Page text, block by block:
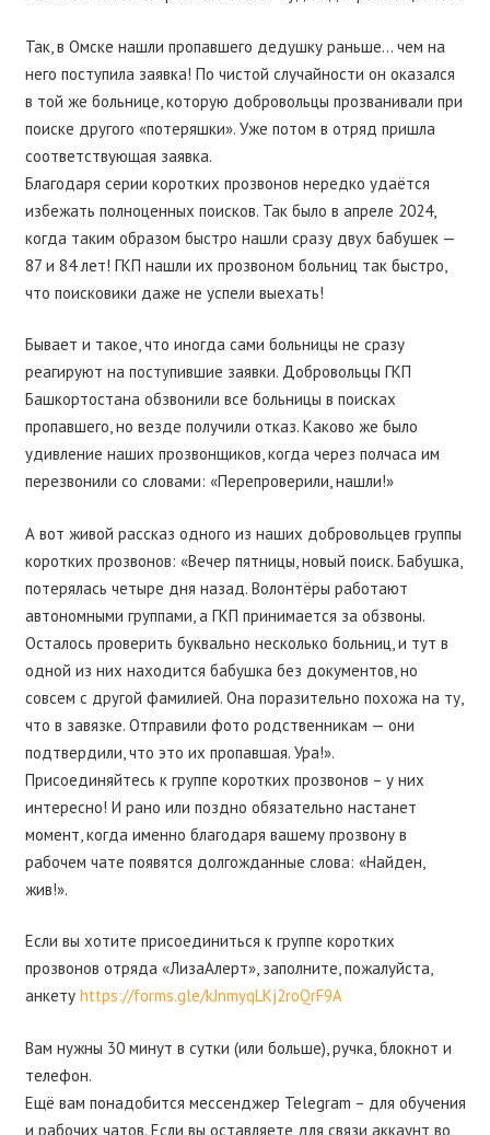
Так, в Омске нашли пропавшего дедушку раньше… чем на
него поступила заявка! По чистой случайности он оказался
в той же больнице, которую добровольцы прозванивали при
поиске другого «потеряшки». Уже потом в отряд пришла
соответствующая заявка.
Благодаря серии коротких прозвонов нередко удаётся
избежать полноценных поисков. Так было в апреле 2024,
когда таким образом быстро нашли сразу двух бабушек —
87 и 84 лет! ГКП нашли их прозвоном больниц так быстро,
что поисковики даже не успели выехать!
Бывает и такое, что иногда сами больницы не сразу
реагируют на поступившие заявки. Добровольцы ГКП
Башкортостана обзвонили все больницы в поисках
пропавшего, но везде получили отказ. Каково же было
удивление наших прозвонщиков, когда через полчаса им
перезвонили со словами: «Перепроверили, нашли!»
А вот живой рассказ одного из наших добровольцев группы
коротких прозвонов: «Вечер пятницы, новый поиск. Бабушка,
потерялась четыре дня назад. Волонтёры работают
автономными группами, а ГКП принимается за обзвоны.
Осталось проверить буквально несколько больниц, и тут в
одной из них находится бабушка без документов, но
совсем с другой фамилией. Она поразительно похожа на ту,
что в завязке. Отправили фото родственникам — они
подтвердили, что это их пропавшая. Ура!».
Присоединяйтесь к группе коротких прозвонов – у них
интересно! И рано или поздно обязательно настанет
момент, когда именно благодаря вашему прозвону в
рабочем чате появятся долгожданные слова: «Найден,
жив!».
Если вы хотите присоединиться к группе коротких
прозвонов отряда «ЛизаАлерт», заполните, пожалуйста,
анкету https://forms.gle/kJnmyqLKj2roQrF9A
Вам нужны 30 минут в сутки (или больше), ручка, блокнот и
телефон.
Ещё вам понадобится мессенджер Telegram – для обучения
и рабочих чатов. Если вы оставляете для связи аккаунт во